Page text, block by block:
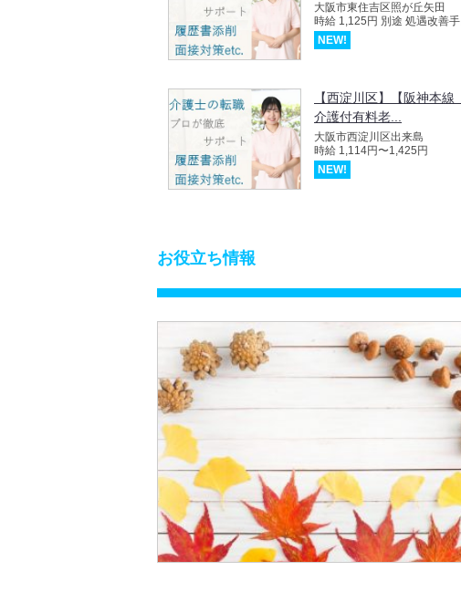
大阪市東住吉区照が丘矢田
時給 1,125円 別途 処遇改善
NEW!
【西淀川区】【阪神本線
介護付有料老...
大阪市西淀川区出来島
時給 1,114円〜1,425円
NEW!
お役立ち情報